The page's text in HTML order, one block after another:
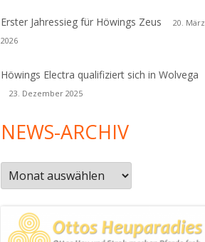
Erster Jahressieg für Höwings Zeus
20. März
2026
Höwings Electra qualifiziert sich in Wolvega
23. Dezember 2025
NEWS-ARCHIV
News-
Archiv